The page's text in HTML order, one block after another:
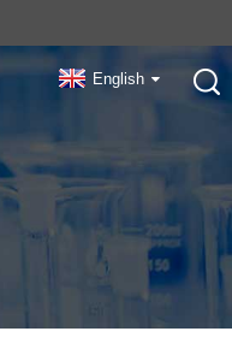
English